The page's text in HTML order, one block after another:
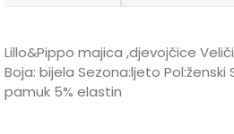
Lillo&Pippo majica ,djevojčice
Boja: bijela Sezona:ljeto Pol:ženski
pamuk 5% elastin